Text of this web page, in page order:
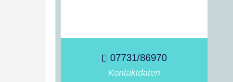
07731/86970
Kontaktdaten